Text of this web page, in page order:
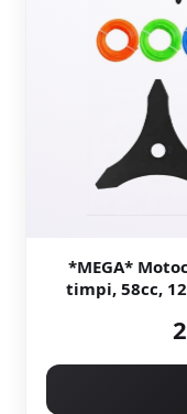
*MEGA*
timpi, 58cc,